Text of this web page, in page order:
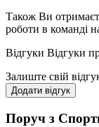
Також Ви
роботи в команді
Відгуки Відгуки
Залиште свій
Додати відгук
Поруч з